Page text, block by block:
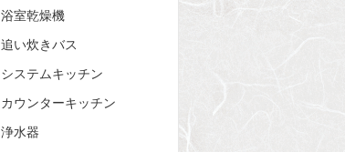
浴室乾燥機
追い炊きバス
システムキッチン
カウンターキッチン
浄水器